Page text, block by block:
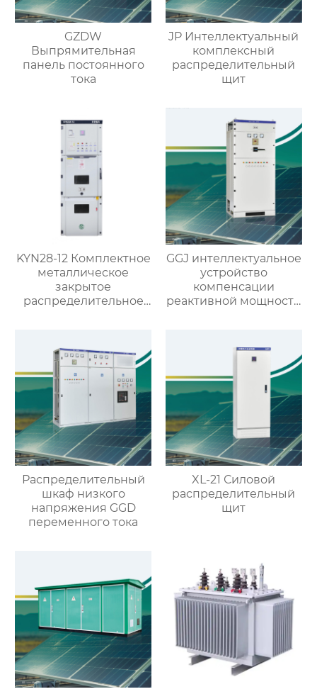
GZDW
Выпрямительная
панель постоянного
тока
JP Интеллектуальный
комплексный
распределительный
щит
KYN28-12 Комплектное
металлическое
закрытое
распределительное
GGJ интеллектуальное
устройство
компенсации
реактивной мощности
Распределительный
шкаф низкого
напряжения GGD
переменного тока
XL-21 Силовой
распределительный
щит